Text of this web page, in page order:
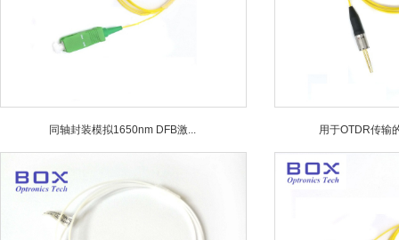
同轴封装模拟1650nm DFB激... 用于OTDR传输